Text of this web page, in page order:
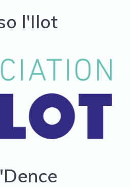
l'Ilot